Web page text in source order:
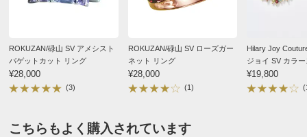
ROKUZAN/碌山 SV アメシスト
バゲットカット リング
¥28,000
(3)
ROKUZAN/碌山 SV ローズガー
ネット リング
¥28,000
(1)
Hilary Joy
ジョイ SV カラーストーン フリ
ンジ ピアス
¥19,800
こちらもよく購入されています